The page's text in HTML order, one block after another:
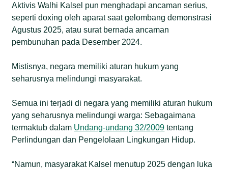
Aktivis Walhi Kalsel pun menghadapi ancaman serius,
seperti doxing oleh aparat saat gelombang demonstrasi
Agustus 2025, atau surat bernada ancaman
pembunuhan pada Desember 2024.
Mistisnya, negara memiliki aturan hukum yang
seharusnya melindungi masyarakat.
Semua ini terjadi di negara yang memiliki aturan hukum
yang seharusnya melindungi warga: Sebagaimana
termaktub dalam Undang-undang 32/2009 tentang
Perlindungan dan Pengelolaan Lingkungan Hidup.
“Namun, masyarakat Kalsel menutup 2025 dengan luka